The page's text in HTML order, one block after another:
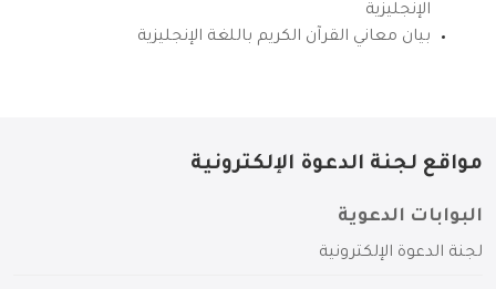
الإنجليزية
بيان معاني القرآن الكريم باللغة الإنجليزية
مواقع لجنة الدعوة الإلكترونية
البوابات الدعوية
لجنة الدعوة الإلكترونية